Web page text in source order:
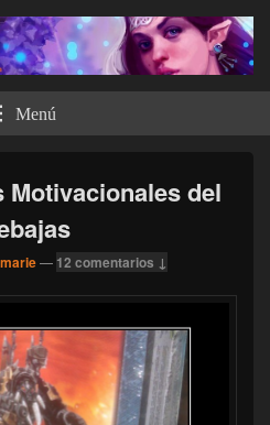
Menú
del
— 12 comentarios ↓